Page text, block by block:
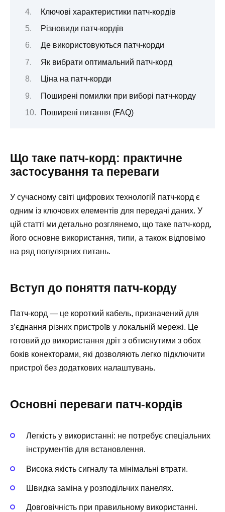
Ключові характеристики патч-кордів
Різновиди патч-кордів
Де використовуються патч-корди
Як вибрати оптимальний патч-корд
Ціна на патч-корди
Поширені помилки при виборі патч-корду
Поширені питання (FAQ)
Що таке патч-корд: практичне
застосування та переваги
У сучасному світі цифрових технологій патч-корд є
одним із ключових елементів для передачі даних. У
цій статті ми детально розглянемо, що таке патч-корд,
його основне використання, типи, а також відповімо
на ряд популярних питань.
Вступ до поняття патч-корду
Патч-корд — це короткий кабель, призначений для
з’єднання різних пристроїв у локальній мережі. Це
готовий до використання дріт з обтиснутими з обох
боків конекторами, які дозволяють легко підключити
пристрої без додаткових налаштувань.
Основні переваги патч-кордів
Легкість у використанні: не потребує спеціальних
інструментів для встановлення.
Висока якість сигналу та мінімальні втрати.
Швидка заміна у розподільчих панелях.
Довговічність при правильному використанні.